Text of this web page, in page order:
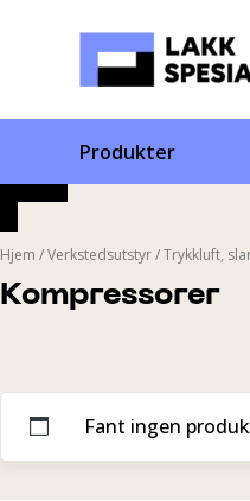
Produkter
Kompressorer
Hjem /Verkstedsutstyr/Trykkluft,
Fant ingen